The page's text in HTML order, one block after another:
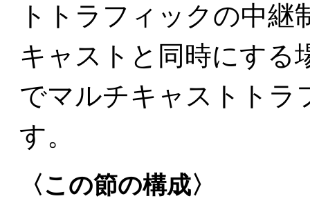
トトラフィックの中
キャストと同時にする
でマルチキャストトラ
す。
〈この節の構成〉